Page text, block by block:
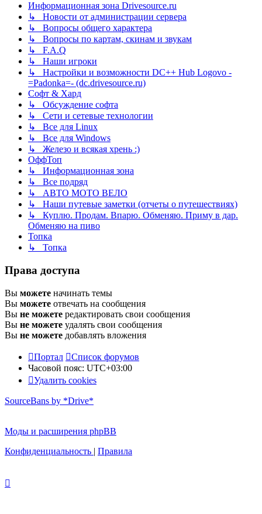
Информационная зона Drivesource.ru
↳ Новости от администрации сервера
↳ Вопросы общего характера
↳ Вопросы по картам, скинам и звукам
↳ F.A.Q
↳ Наши игроки
↳ Настройки и возможности DC++ Hub Logovo -
=Padonka=- (dc.drivesource.ru)
Софт & Хард
↳ Обсуждение софта
↳ Сети и сетевые технологии
↳ Все для Linux
↳ Все для Windows
↳ Железо и всякая хрень :)
ОффТоп
↳ Информационная зона
↳ Все подряд
↳ АВТО МОТО ВЕЛО
↳ Наши путевые заметки (отчеты о путешествиях)
↳ Куплю. Продам. Впарю. Обменяю. Приму в дар.
Обменяю на пиво
Топка
↳ Топка
Права доступа
Вы можете начинать темы
Вы можете отвечать на сообщения
Вы не можете редактировать свои сообщения
Вы не можете удалять свои сообщения
Вы не можете добавлять вложения
Портал
Список форумов
Часовой пояс: UTC+03:00
Удалить cookies
SourceBans by *Drive*
Моды и расширения phpBB
Конфиденциальность | Правила